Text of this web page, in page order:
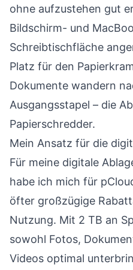
ohne aufzustehen gut
Bildschirm- und
Schreibtischfläche
Platz für den
Dokumente wandern
Ausgangsstapel – die
Papierschredder.
Mein Ansatz für die
Für meine digitale
habe ich mich für
öfter großzügige
Nutzung. Mit 2 TB an
sowohl Fotos,
Videos optimal